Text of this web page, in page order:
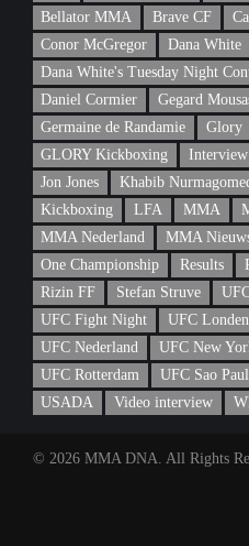
Bellator MMA
Brave CF
Conor McGregor
Dana White
Dana White's Tuesday Night
Daniel Cormier
Gegard
Germaine de Randamie
Glory
GLORY Kickboxing
Interview
Jon Jones
Khabib
Kickboxing
LFA MMA
MMA Nederland
MMA
One Championship
Results
Rizin FF
Stefan Struve
UFC Fight Night
UFC Londen
UFC Nederland
UFC New
UFC Rotterdam
UFC Sao
USADA
Video interview
© 2026 MMA DNA. All Rights